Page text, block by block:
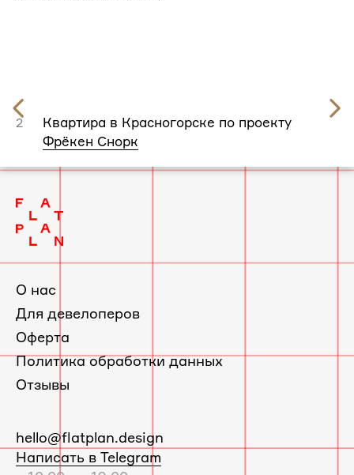
2
Квартира в Красногорске по проекту
Фрёкен Снорк
слайд
О нас
Для девелоперов
Оферта
Политика обработки данных
Отзывы
E-
mail:
hello@flatplan.design
Написать в Telegram